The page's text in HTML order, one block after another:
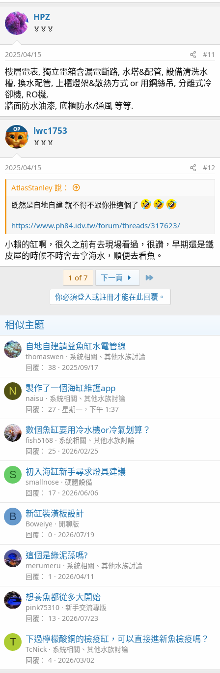
HPZ
🏅🏅🏅
2025/04/15 #11
樓層電表, 獨立電箱含漏電斷路, 水塔&配管, 設備清洗水
槽, 換水配管, 上櫃燈架&散熱方式 or 用鋼絲吊, 分離式冷
卻機, RO機,
牆面防水油漆, 底櫃防水/通風 等等.
OP lwc1753
🏅🏅🏅
2025/04/15 #12
AtlasStanley 說：
既然是自地自建 就不得不跟你推這個了
https://www.ph84.idv.tw/forum/threads/317623/
小賴的缸啊，很久之前有去現場看過，很讚，早期還是鐵
皮屋的時候不時會去拿海水，順便去看魚。
1 of 7 下一頁
你必須登入或註冊才能在此回覆。
相似主題
自地自建請益魚缸水電管線
thomaswen
系統相關、其他水族討論
回覆
38 2025/09/17
N 製作了一個海缸維護app
naisu
系統相關、其他水族討論
回覆
27 星期一，下午 1:37
數個魚缸要用冷水機or冷氣划算？
fish5168
系統相關、其他水族討論
回覆
25 2026/02/25
S 初入海缸新手尋求燈具建議
smallnose
硬體設備
回覆
17 2026/06/06
B 新缸裝潢板設計
Boweiye
閒聊版
回覆
0 2026/07/19
這個是綠泥藻嗎?
merumeru
系統相關、其他水族討論
回覆
1 2026/04/11
想養魚都從多大開始
pink75310
新手交流專版
回覆
13 2026/07/23
T 下過檸檬酸銅的檢疫缸，可以直接進新魚檢疫嗎？
TcNick
系統相關、其他水族討論
回覆
4 2026/03/02